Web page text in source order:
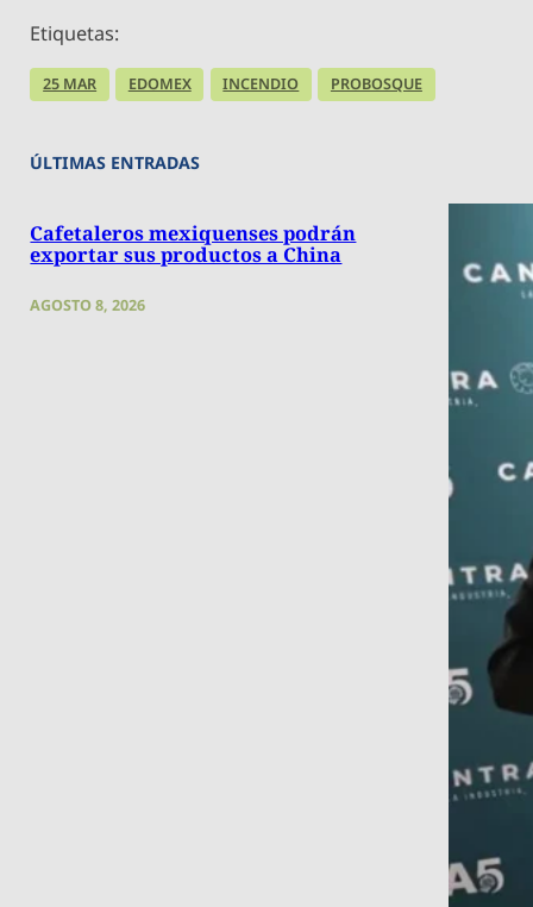
Etiquetas:
25 MAR EDOMEX INCENDIO PROBOSQUE
ÚLTIMAS ENTRADAS
Cafetaleros mexiquenses podrán
exportar sus productos a China
AGOSTO 8, 2026